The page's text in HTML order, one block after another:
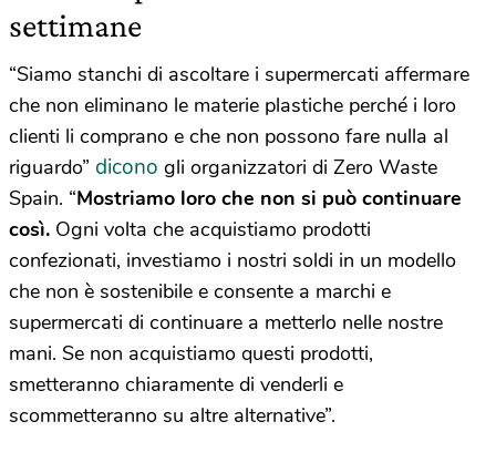
settimane
“Siamo stanchi di ascoltare i supermercati affermare
che non eliminano le materie plastiche perché i loro
clienti li comprano e che non possono fare nulla al
riguardo” dicono gli organizzatori di Zero Waste
Spain. “Mostriamo loro che non si può continuare
così. Ogni volta che acquistiamo prodotti
confezionati, investiamo i nostri soldi in un modello
che non è sostenibile e consente a marchi e
supermercati di continuare a metterlo nelle nostre
mani. Se non acquistiamo questi prodotti,
smetteranno chiaramente di venderli e
scommetteranno su altre alternative”.